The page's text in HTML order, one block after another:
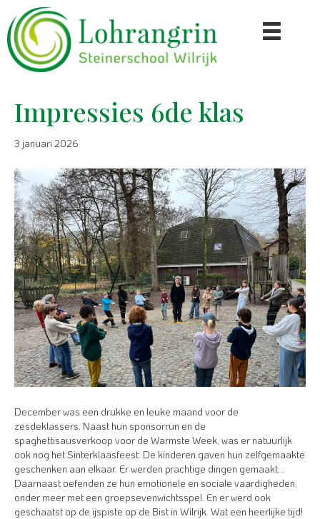
Impressies 6de klas
3 januari 2026
December was een drukke en leuke maand voor de
zesdeklassers. Naast hun sponsorrun en de
spaghettisausverkoop voor de Warmste Week, was er natuurlijk
ook nog het Sinterklaasfeest. De kinderen gaven hun zelfgemaakte
geschenken aan elkaar. Er werden prachtige dingen gemaakt…
Daarnaast oefenden ze hun emotionele en sociale vaardigheden,
onder meer met een groepsevenwichtsspel. En er werd ook
geschaatst op de ijspiste op de Bist in Wilrijk. Wat een heerlijke tijd!